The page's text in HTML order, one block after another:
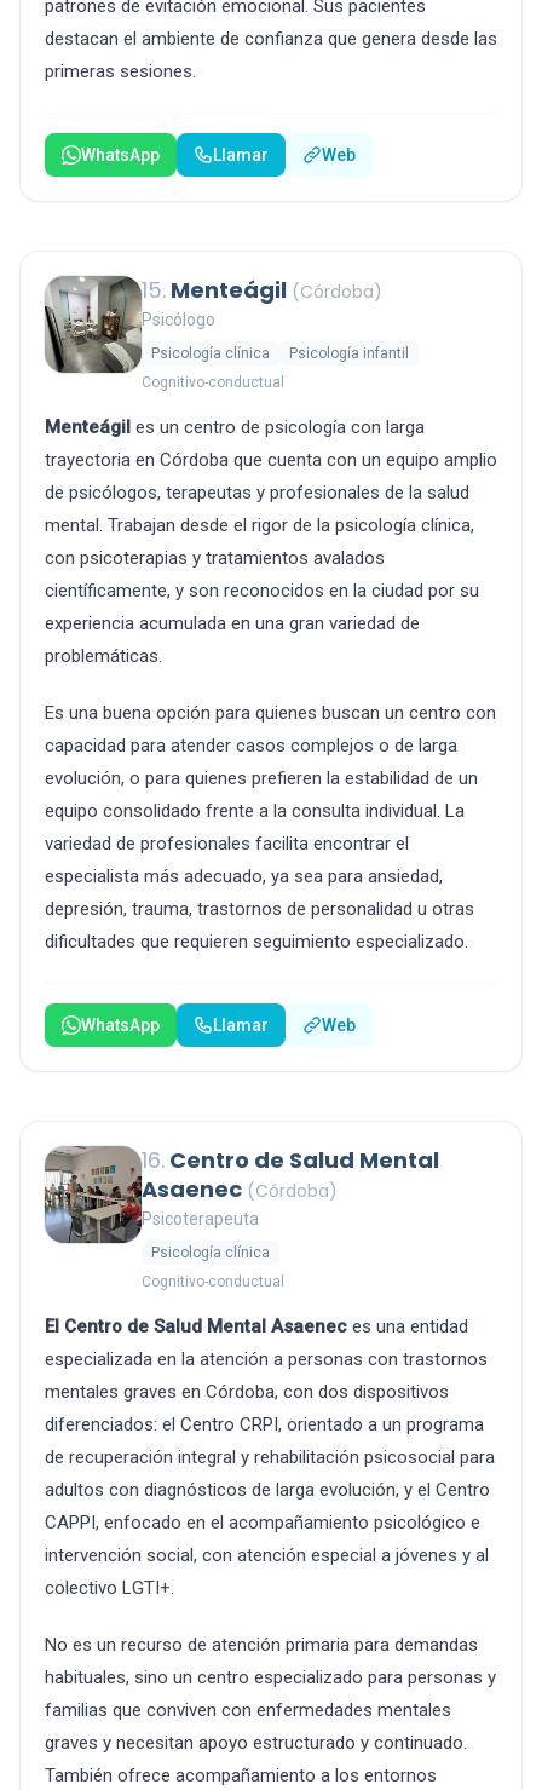
patrones de evitación emocional. Sus pacientes
destacan el ambiente de confianza que genera desde las
primeras sesiones.
WhatsApp Llamar Web
15. Menteágil (Córdoba)
Psicólogo
Psicología clínica
Psicología infantil
Cognitivo-conductual
Menteágil es un centro de psicología con larga
trayectoria en Córdoba que cuenta con un equipo amplio
de psicólogos, terapeutas y profesionales de la salud
mental. Trabajan desde el rigor de la psicología clínica,
con psicoterapias y tratamientos avalados
científicamente, y son reconocidos en la ciudad por su
experiencia acumulada en una gran variedad de
problemáticas.
Es una buena opción para quienes buscan un centro con
capacidad para atender casos complejos o de larga
evolución, o para quienes prefieren la estabilidad de un
equipo consolidado frente a la consulta individual. La
variedad de profesionales facilita encontrar el
especialista más adecuado, ya sea para ansiedad,
depresión, trauma, trastornos de personalidad u otras
dificultades que requieren seguimiento especializado.
WhatsApp Llamar Web
16. Centro de Salud Mental
Asaenec (Córdoba)
Psicoterapeuta
Psicología clínica
Cognitivo-conductual
El Centro de Salud Mental Asaenec es una entidad
especializada en la atención a personas con trastornos
mentales graves en Córdoba, con dos dispositivos
diferenciados: el Centro CRPI, orientado a un programa
de recuperación integral y rehabilitación psicosocial para
adultos con diagnósticos de larga evolución, y el Centro
CAPPI, enfocado en el acompañamiento psicológico e
intervención social, con atención especial a jóvenes y al
colectivo LGTI+.
No es un recurso de atención primaria para demandas
habituales, sino un centro especializado para personas y
familias que conviven con enfermedades mentales
graves y necesitan apoyo estructurado y continuado.
También ofrece acompañamiento a los entornos